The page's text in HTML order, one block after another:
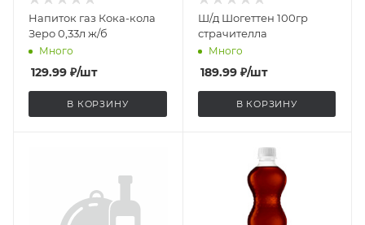
Напиток газ Кока-кола
Зеро 0,33л ж/б
Много
129.99 ₽/шт
В КОРЗИНУ
Ш/д Шогеттен 100гр
страчителла
Много
189.99₽/шт
В КОРЗИНУ